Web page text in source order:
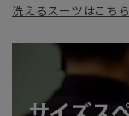
洗えるスーツはこちら